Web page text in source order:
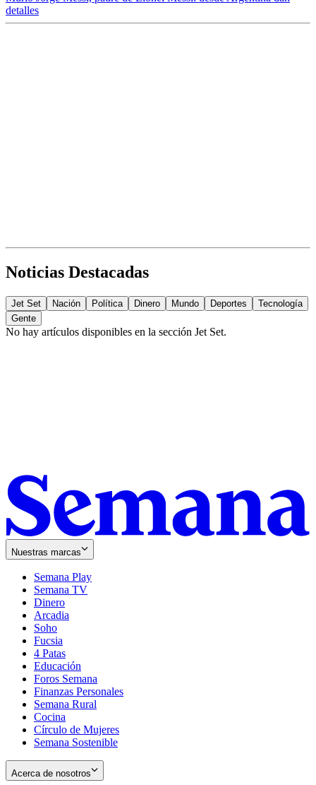
detalles
Noticias Destacadas
Jet Set Nación Política Dinero Mundo Deportes
Tecnología
Gente
No hay artículos disponibles en la sección Jet Set.
Nuestras marcas
Semana Play
Semana TV
Dinero
Arcadia
Soho
in
new
window
Fucsia
in
new
window
4 Patas
Educación
Foros Semana
Finanzas Personales
Semana Rural
Cocina
Círculo de Mujeres
Semana Sostenible
Acerca de nosotros